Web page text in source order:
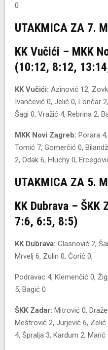
0
UTAKMICA ZA 7.
KK Vučići – MKK
(10:12, 8:12,
KK Vučići: Azinović 12,
Ivančević 0, Jelić 0, Lončar
Šagi 0, Vražić 4, Rebrina 2,
MKK Novi Zagreb: Porara
Tomić 7, Gomerčić 0,
2, Odak 6, Hluchy 0,
UTAKMICA ZA 5.
KK Dubrava – ŠKK
7:6, 6:5, 8:5)
KK Dubrava: Glasnović 2,
Mrvelj 6, Zulin 0, Ćorić 0,
Podravac 4, Klemenčić 0,
5, Bagić 0
ŠKK Zadar: Mitrović 0,
Meštrović 2, Jurjević 6,
4, Špralja 3, Kardum 2, Marić